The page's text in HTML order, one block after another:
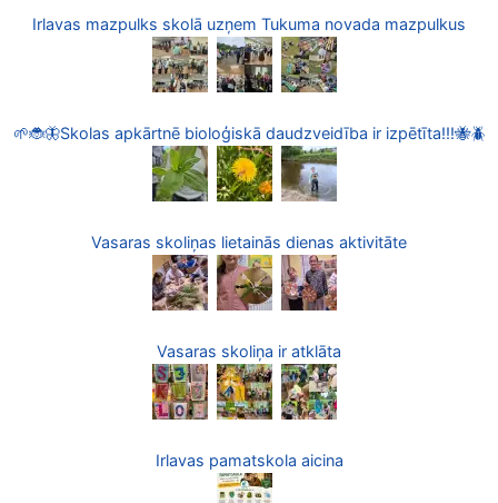
Irlavas mazpulks skolā uzņem Tukuma novada mazpulkus
🌱🐞🦋Skolas apkārtnē bioloģiskā daudzveidība ir izpētīta!!!🐝🪲
Vasaras skoliņas lietainās dienas aktivitāte
Vasaras skoliņa ir atklāta
Irlavas pamatskola aicina